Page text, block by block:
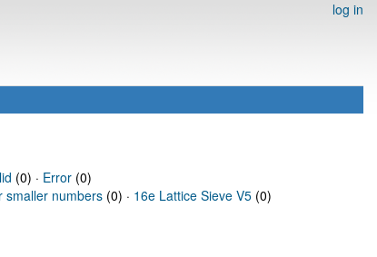
log in
(0) · Error(0)
smaller numbers (0) · 16e Lattice Sieve V5 (0)